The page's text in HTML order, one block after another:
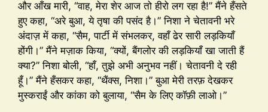
और आँख मारी, “वाह, मेरा शेर आज तो हीरो लग रहा है!” मैंने हँसते
हुए कहा, “अरे बुआ, ये तृषा की पसंद है।” निशा ने चेतावनी भरे
अंदाज़ में कहा, “सैम, पार्टी में संभलकर, वहाँ ढेर सारी लड़कियाँ
होंगी।” मैंने मज़ाक किया, “क्यों, बैंगलोर की लड़कियाँ खा जाती हैं
क्या?” निशा बोली, “हाँ, तुझे अभी अनुभव नहीं। चेतावनी दे रही
हूँ।” मैंने हँसकर कहा, “थैंक्स, निशा।” बुआ मेरी तरफ़ देखकर
मुस्कराईं और कांका को बुलाया, “सैम के लिए कॉफ़ी लाओ।”